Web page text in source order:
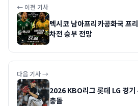
← 이전 기사
멕시코 남아프리카공화국 프
차전 승부 전망
다음 기사 →
2026 KBO리그 롯데 LG 경기
충돌